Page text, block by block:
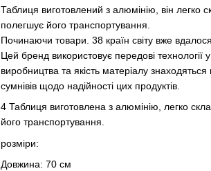
Таблиця виготовлений з алюмінію, він легко
полегшує його транспортування.
Починаючи товари. 38 країн світу вже
Цей бренд використовує передові технології
виробництва та якість матеріалу
сумнівів щодо надійності цих продуктів.
4 Таблиця виготовлена ​​з алюмінію, легко
його транспортування.
розміри:
Довжина: 70 см